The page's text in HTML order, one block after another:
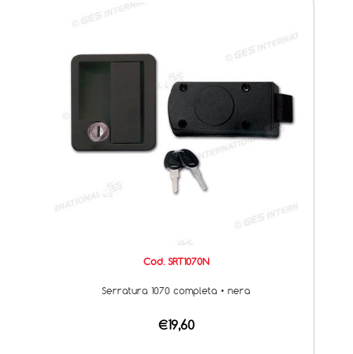
Cod. SRT1070N
Serratura 1070 completa • nera
€19,60